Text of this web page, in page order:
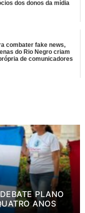
dos donos da mídia
combater fake news,
do Rio Negro criam
de comunicadores
PLANO
ANOS